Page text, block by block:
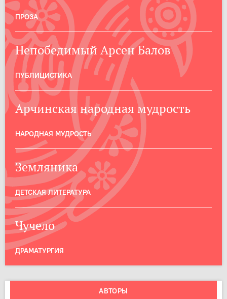
ПРОЗА
Непобедимый Арсен Балов
ПУБЛИЦИСТИКА
Арчинская народная мудрость
НАРОДНАЯ МУДРОСТЬ
Земляника
ДЕТСКАЯ ЛИТЕРАТУРА
Чучело
ДРАМАТУРГИЯ
АВТОРЫ